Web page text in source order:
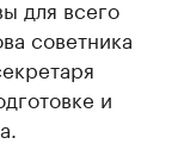
для всего
советника
и